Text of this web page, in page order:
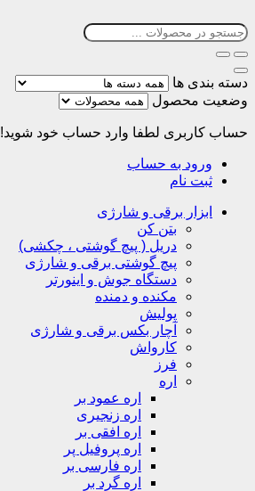
دسته بندی ها
وضعیت محصول
حساب کاربری لطفا وارد حساب خود شوید!
ورود به حساب
ثبت نام
ابزار برقی و شارژی
بتن کن
دریل ( پیچ گوشتی ، چکشی)
پیچ گوشتی برقی و شارژی
دستگاه جوش و اینورتر
مکنده و دمنده
پولیش
آچار بکس برقی و شارژی
کارواش
فرز
اره
اره عمود بر
اره زنجیری
اره افقی بر
اره پروفیل پر
اره فارسی بر
اره گرد بر